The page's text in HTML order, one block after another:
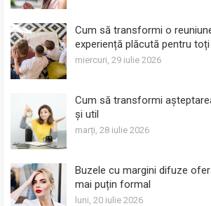
Cum să transformi o
experiență plăcută pentru toți
miercuri, 29 iulie 2026
Cum să transformi
și util
marți, 28 iulie 2026
Buzele cu margini difuze
mai puțin formal
luni, 20 iulie 2026